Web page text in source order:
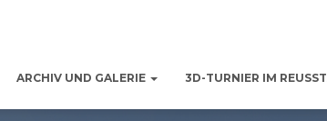
ARCHIV UND GALERIE 3D-TURNIER IM